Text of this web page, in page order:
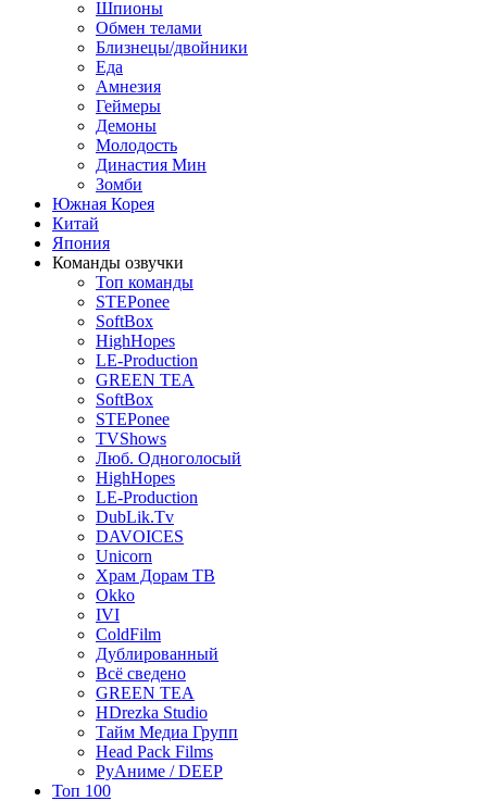
Шпионы
Обмен телами
Близнецы/двойники
Еда
Амнезия
Геймеры
Демоны
Молодость
Династия Мин
Зомби
Южная Корея
Китай
Япония
Команды озвучки
Топ команды
STEPonee
SoftBox
HighHopes
LE-Production
GREEN TEA
SoftBox
STEPonee
TVShows
Люб. Одноголосый
HighHopes
LE-Production
DubLik.Tv
DAVOICES
Unicorn
Храм Дорам ТВ
Okko
IVI
ColdFilm
Дублированный
Всё сведено
GREEN TEA
HDrezka Studio
Тайм Медиа Групп
Head Pack Films
РуАниме / DEEP
Топ 100